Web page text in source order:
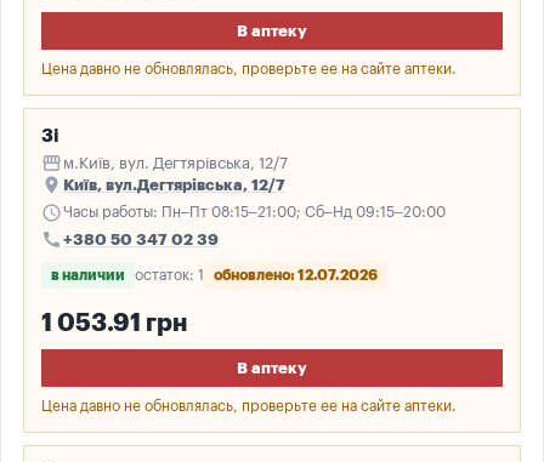
В аптеку
Цена давно не обновлялась, проверьте ее на сайте аптеки.
3і
storefront м.Київ, вул. Дегтярівська, 12/7
place Київ, вул.Дегтярівська, 12/7
scheduleЧасы работы: Пн–Пт 08:15–21:00; Сб–Нд 09:15–20:00
call +380 50 347 02 39
в наличии остаток: 1 обновлено: 12.07.2026
1 053.91 грн
В аптеку
Цена давно не обновлялась, проверьте ее на сайте аптеки.